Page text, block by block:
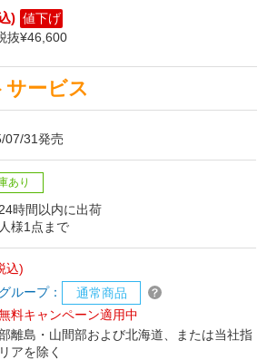
) 値下げ
抜¥46,600
ービス
07/31発売
あり
時間以内に出荷
様1点まで
込)
ループ：
通常商品
料キャンペーン適用中
離島・山間部および北海道、または当社指
アを除く